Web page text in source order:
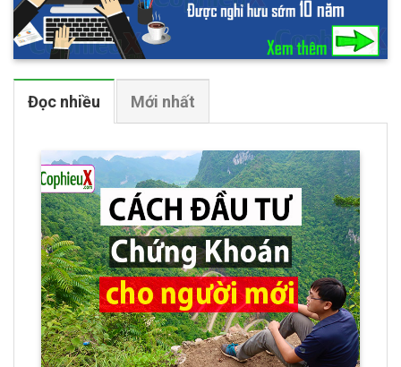
Đọc nhiều Mới nhất